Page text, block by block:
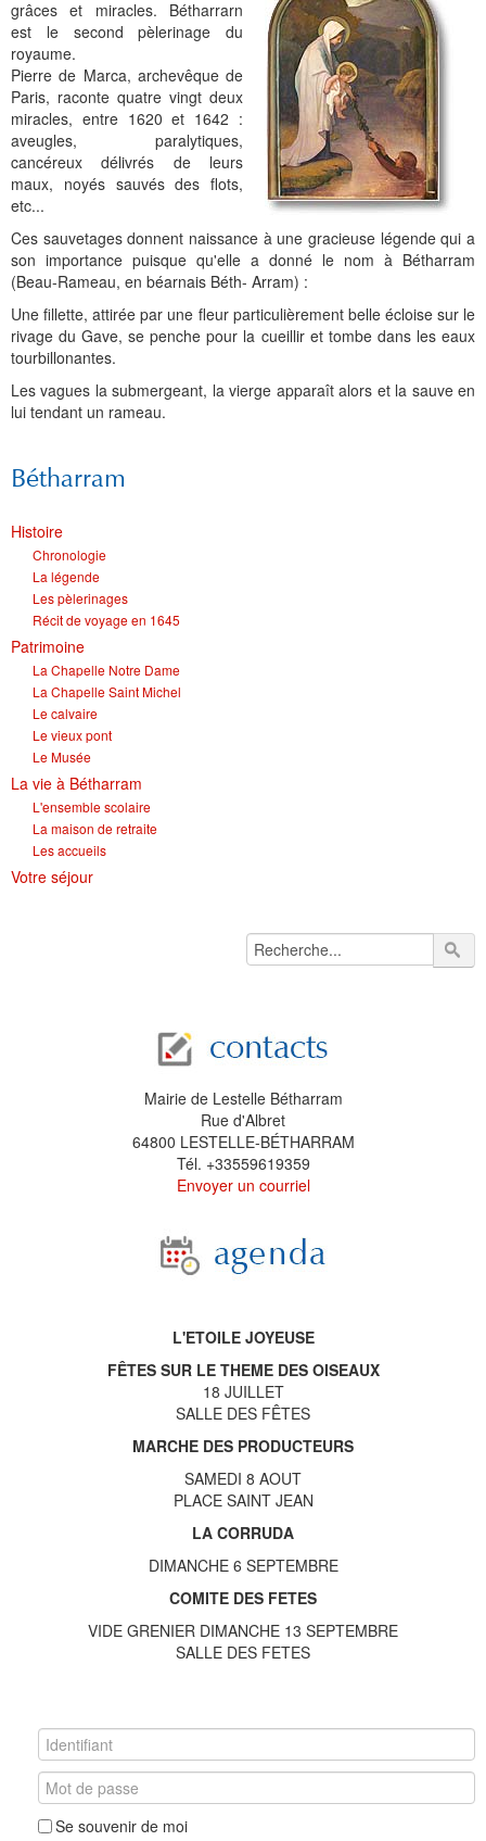
grâces et miracles. Bétharrarn
est le second pèlerinage du
royaume.
Pierre de Marca, archevêque de
Paris, raconte quatre vingt deux
miracles, entre 1620 et 1642 :
aveugles, paralytiques,
cancéreux délivrés de leurs
maux, noyés sauvés des flots,
etc...
Ces sauvetages donnent naissance à une gracieuse légende qui a
son importance puisque qu'elle a donné le nom à Bétharram
(Beau-Rameau, en béarnais Béth- Arram) :
Une fillette, attirée par une fleur particulièrement belle écloise sur le
rivage du Gave, se penche pour la cueillir et tombe dans les eaux
tourbillonantes.
Les vagues la submergeant, la vierge apparaît alors et la sauve en
lui tendant un rameau.
Bétharram
Histoire
Chronologie
La légende
Les pèlerinages
Récit de voyage en 1645
Patrimoine
La Chapelle Notre Dame
La Chapelle Saint Michel
Le calvaire
Le vieux pont
Le Musée
La vie à Bétharram
L'ensemble scolaire
La maison de retraite
Les accueils
Votre séjour
Mairie de Lestelle Bétharram
Rue d'Albret
64800 LESTELLE-BÉTHARRAM
Tél. +33559619359
Envoyer un courriel
L'ETOILE JOYEUSE
FÊTES SUR LE THEME DES OISEAUX
18 JUILLET
SALLE DES FÊTES
MARCHE DES PRODUCTEURS
SAMEDI 8 AOUT
PLACE SAINT JEAN
LA CORRUDA
DIMANCHE 6 SEPTEMBRE
COMITE DES FETES
VIDE GRENIER DIMANCHE 13 SEPTEMBRE
SALLE DES FETES
Se souvenir de moi